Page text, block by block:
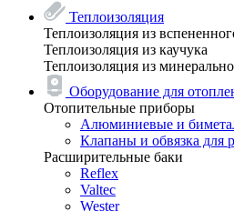
Теплоизоляция
Теплоизоляция из
Теплоизоляция из каучука
Теплоизоляция из
Оборудование для
Отопительные приборы
Алюминиевые и
Клапаны и обвязка для
Расширительные баки
Reflex
Valtec
Wester